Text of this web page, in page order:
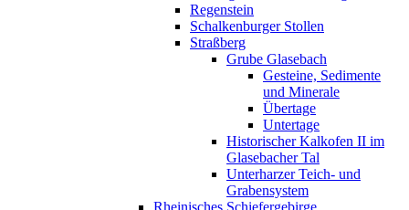
Regenstein
Schalkenburger Stollen
Straßberg
Grube Glasebach
Gesteine, Sedimente
und Minerale
Übertage
Untertage
Historischer Kalkofen II im
Glasebacher Tal
Unterharzer Teich- und
Grabensystem
Rheinisches Schiefergebirge